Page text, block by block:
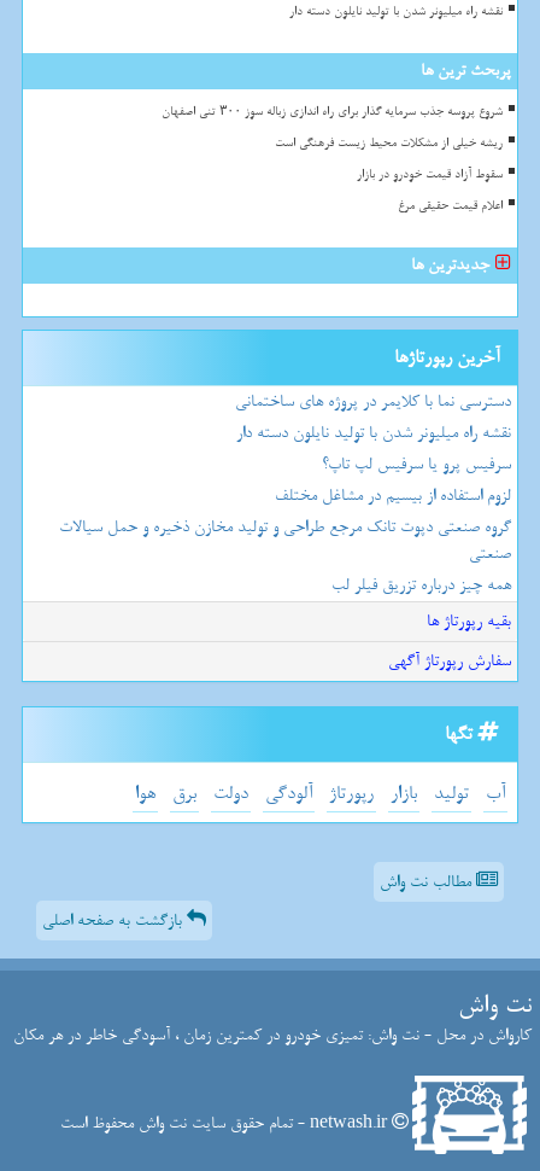
نقشه راه میلیونر شدن با تولید نایلون دسته دار
پربحث ترین ها
شروع پروسه جذب سرمایه گذار برای راه اندازی زباله سوز ۳۰۰ تنی اصفهان
ریشه خیلی از مشکلات محیط زیست فرهنگی است
سقوط آزاد قیمت خودرو در بازار
اعلام قیمت حقیقی مرغ
جدیدترین ها
آخرین رپورتاژها
دسترسی نما با کلایمر در پروژه های ساختمانی
نقشه راه میلیونر شدن با تولید نایلون دسته دار
سرفیس پرو یا سرفیس لپ تاپ؟
لزوم استفاده از بیسیم در مشاغل مختلف
گروه صنعتی دپوت تانک مرجع طراحی و تولید مخازن ذخیره و حمل سیالات
صنعتی
همه چیز درباره تزریق فیلر لب
بقیه رپورتاژ ها
سفارش رپورتاژ آگهی
تگها
آب تولید بازار رپورتاژ آلودگی دولت برق هوا
مطالب نت واش
بازگشت به صفحه اصلی
نت واش
کارواش در محل - نت واش: تمیزی خودرو در کمترین زمان ، آسودگی خاطر در هر مکان
netwash.ir - تمام حقوق سایت نت واش محفوظ است